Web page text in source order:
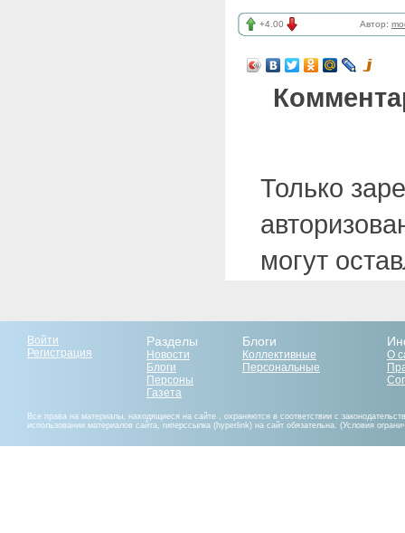
+4.00 Автор:
Только
могут
Войти
Регистрация
Разделы
Новости
Блоги
Персоны
Газета
Блоги
Коллективные
Персональные
О
Все права на материалы, находящиеся на сайте , охраняются в соответствии с
использовании материалов сайта, гиперссылка (hyperlink) на сайт обязательна. (Условия